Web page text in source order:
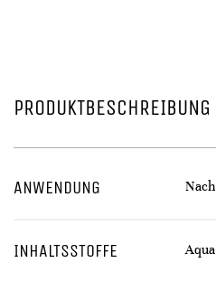
PRODUKTBESCHREIBUNG
ANWENDUNG
INHALTSSTOFFE